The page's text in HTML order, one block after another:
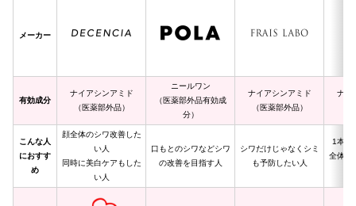
メーカー
有効成分
ナイアシンアミド
（医薬部外品）
ニールワン
（医薬部外品有効成
分）
ナイアシンアミド
（医薬部外品）
ナイ
こんな人
におすす
め
顔全体のシワ改善した
い人
同時に美白ケアもした
い人
口もとのシワなどシワ
の改善を目指す人
シワだけじゃなくシミ
も予防したい人
1本6
全体の